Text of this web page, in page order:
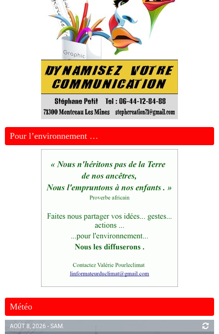
Pour l’environnement …
Météo
AOÛT 8, 2026 - SAM.